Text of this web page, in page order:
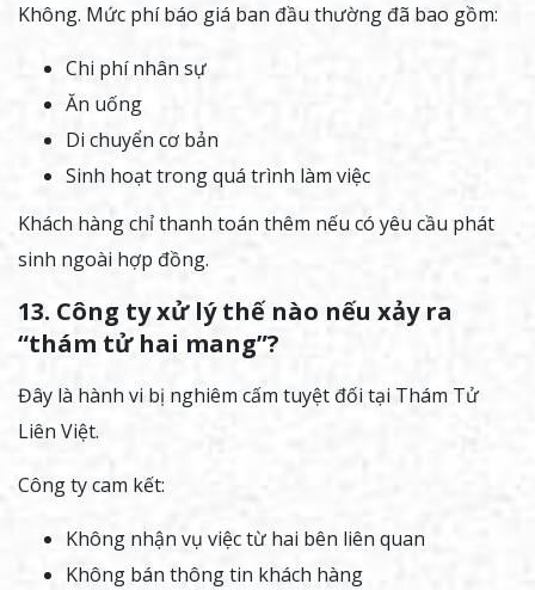
Không. Mức phí báo giá ban đầu thường đã bao gồm:
Chi phí nhân sự
Ăn uống
Di chuyển cơ bản
Sinh hoạt trong quá trình làm việc
Khách hàng chỉ thanh toán thêm nếu có yêu cầu phát
sinh ngoài hợp đồng.
13. Công ty xử lý thế nào nếu xảy ra
“thám tử hai mang”?
Đây là hành vi bị nghiêm cấm tuyệt đối tại Thám Tử
Liên Việt.
Công ty cam kết:
Không nhận vụ việc từ hai bên liên quan
Không bán thông tin khách hàng